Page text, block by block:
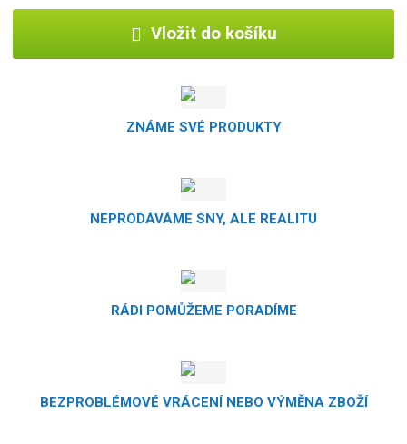
Vložit do košíku
ZNÁME SVÉ PRODUKTY
NEPRODÁVÁME SNY, ALE REALITU
RÁDI POMŮŽEME PORADÍME
BEZPROBLÉMOVÉ VRÁCENÍ NEBO VÝMĚNA ZBOŽÍ